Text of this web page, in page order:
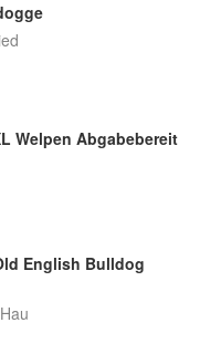
Welpen Abgabebereit
English Bulldog